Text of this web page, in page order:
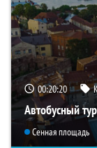
00:20:19
Автобусный
Сенная площадь